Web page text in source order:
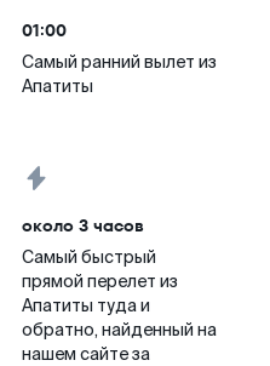
01:00
Самый ранний вылет из
Апатиты
около 3 часов
Самый быстрый
прямой перелет из
Апатиты туда и
обратно, найденный на
нашем сайте за